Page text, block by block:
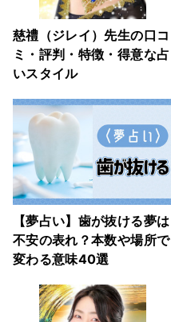
慈禮（ジレイ）先生の口コ
ミ・評判・特徴・得意な占
いスタイル
【夢占い】歯が抜ける夢は
不安の表れ？本数や場所で
変わる意味40選